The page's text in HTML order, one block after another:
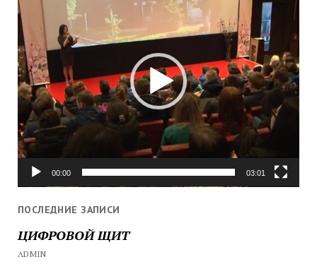
00:00 03:01
ПОСЛЕДНИЕ ЗАПИСИ
ЦИФРОВОЙ ЩИТ
ADMIN